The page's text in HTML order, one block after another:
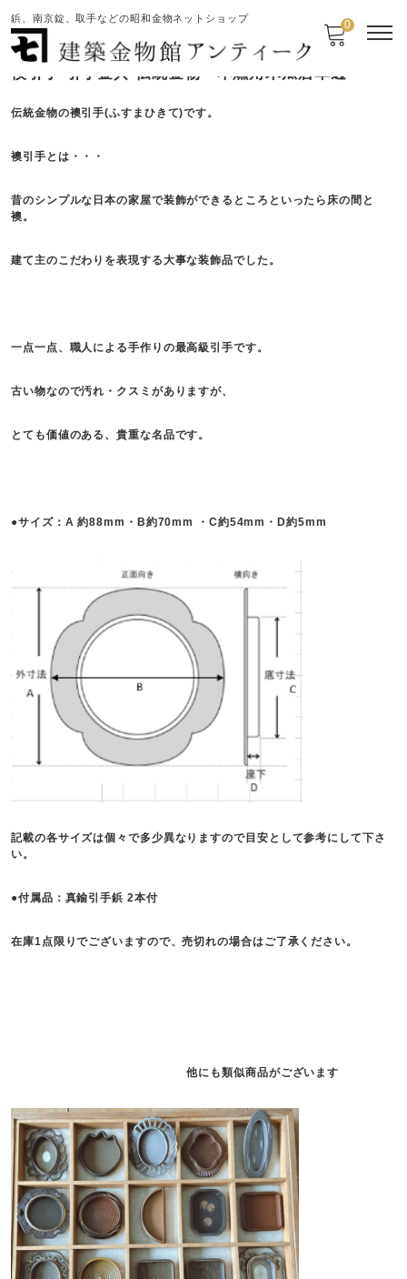
鋲、南京錠、取手などの昭和金物ネットショップ 0
襖引手 引手金具 伝統金物 本燻角木瓜唐草透
伝統金物の襖引手(ふすまひきて)です。
襖引手とは・・・
昔のシンプルな日本の家屋で装飾ができるところといったら床の間と
襖。
建て主のこだわりを表現する大事な装飾品でした。
一点一点、職人による手作りの最高級引手です。
古い物なので汚れ・クスミがありますが、
とても価値のある、貴重な名品です。
●サイズ：A 約88mm・B約70mm ・C約54mm・D約5mm
記載の各サイズは個々で多少異なりますので目安として参考にして下さ
い。
●付属品：真鍮引手鋲 2本付
在庫1点限りでございますので、売切れの場合はご了承ください。
他にも類似商品がございます